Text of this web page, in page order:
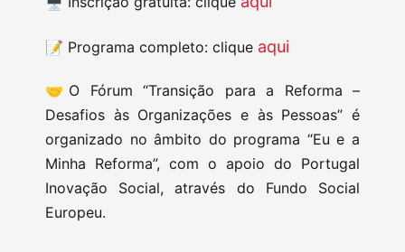
📝 Programa completo: clique aqui
🤝O Fórum “Transição para a Reforma –
Desafios às Organizações e às Pessoas” é
organizado no âmbito do programa “Eu e a
Minha Reforma”, com o apoio do Portugal
Inovação Social, através do Fundo Social
Europeu.